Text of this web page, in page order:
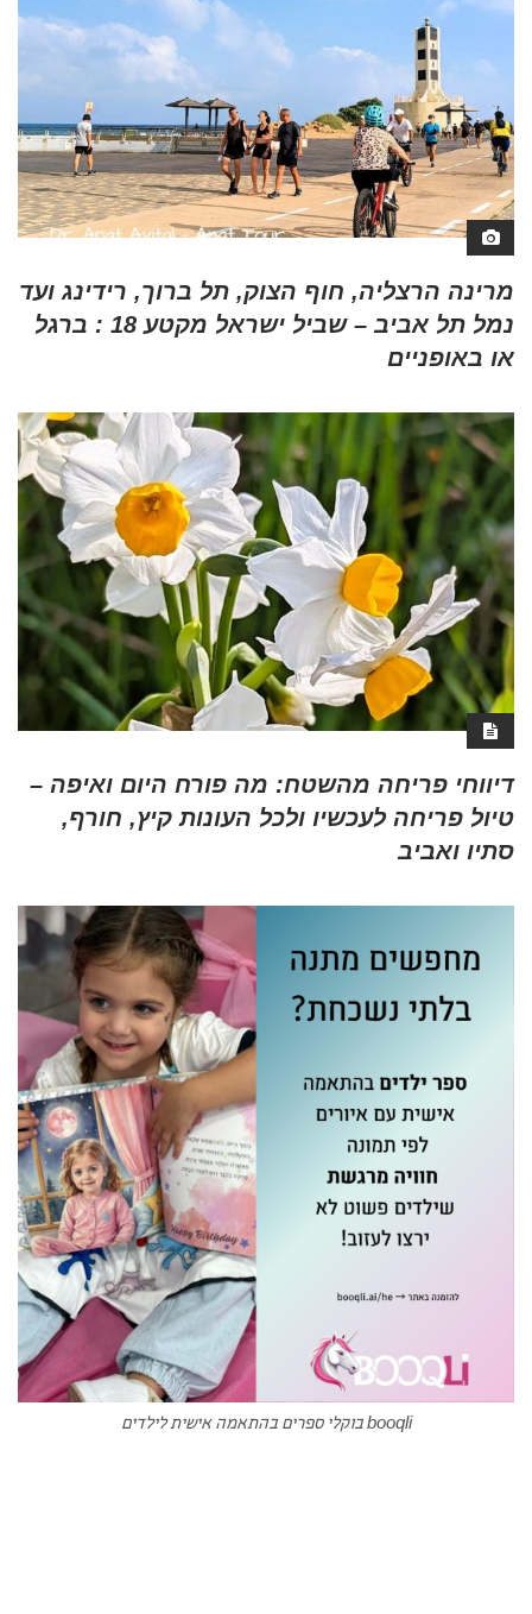
מרינה הרצליה, חוף הצוק, תל ברוך, רידינג ועד
נמל תל אביב – שביל ישראל מקטע 18 : ברגל
או באופניים
דיווחי פריחה מהשטח: מה פורח היום ואיפה –
טיול פריחה לעכשיו ולכל העונות קיץ, חורף,
סתיו ואביב
booqli בוקלי ספרים בהתאמה אישית לילדים